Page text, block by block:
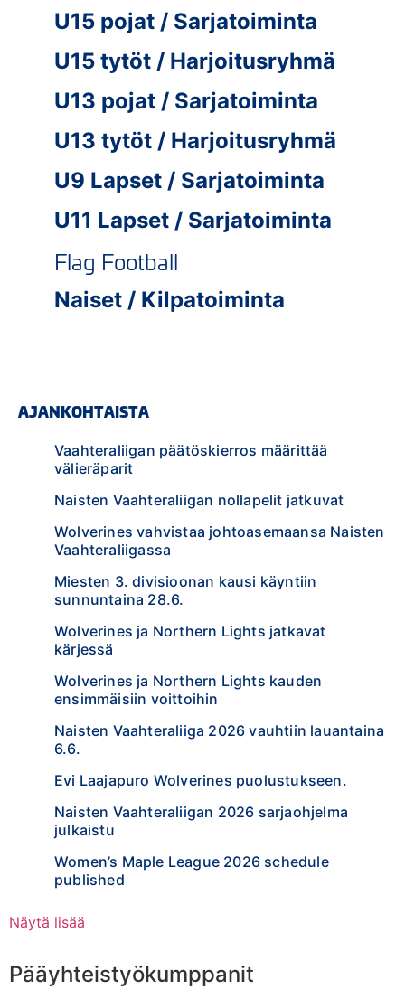
U15 pojat / Sarjatoiminta
U15 tytöt / Harjoitusryhmä
U13 pojat / Sarjatoiminta
U13 tytöt / Harjoitusryhmä
U9 Lapset / Sarjatoiminta
U11 Lapset / Sarjatoiminta
Flag Football
Naiset / Kilpatoiminta
AJANKOHTAISTA
Vaahteraliigan päätöskierros määrittää
välieräparit
Naisten Vaahteraliigan nollapelit jatkuvat
Wolverines vahvistaa johtoasemaansa Naisten
Vaahteraliigassa
Miesten 3. divisioonan kausi käyntiin
sunnuntaina 28.6.
Wolverines ja Northern Lights jatkavat
kärjessä
Wolverines ja Northern Lights kauden
ensimmäisiin voittoihin
Naisten Vaahteraliiga 2026 vauhtiin lauantaina
6.6.
Evi Laajapuro Wolverines puolustukseen.
Naisten Vaahteraliigan 2026 sarjaohjelma
julkaistu
Women’s Maple League 2026 schedule
published
Näytä lisää
Pääyhteistyökumppanit